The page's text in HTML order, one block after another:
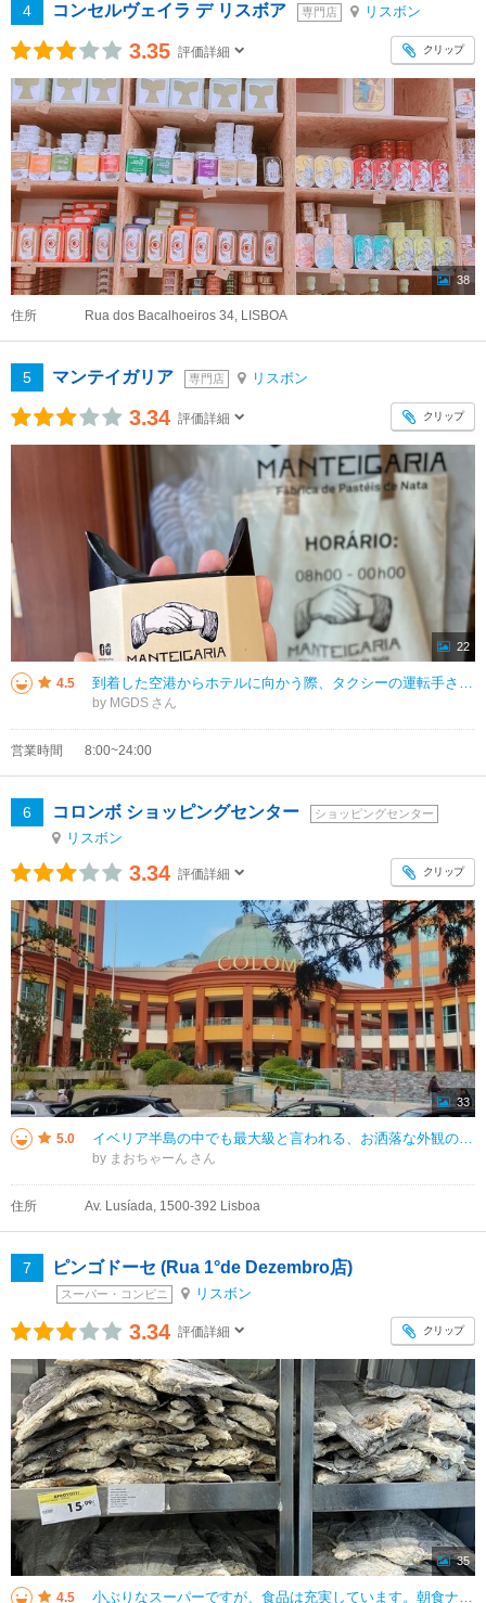
4 コンセルヴェイラ デ リスボア 専門店 リスボン
3.35 評価詳細 クリップ
38
住所 Rua dos Bacalhoeiros 34, LISBOA
5 マンテイガリア 専門店 リスボン
3.34 評価詳細 クリップ
22
4.5 到着した空港からホテルに向かう際、タクシーの運転手さんに、エッグタルトで一番有名な「パステイス・デ・ベレンへ行くのか？」と聞かれ、「行列に並びたくないから、多分行かない」というと、「行かなくていいよ。もっと美味しいところは
by MGDS
営業時間 8:00~24:00
6 コロンボ ショッピングセンター ショッピングセンター
リスボン
3.34 評価詳細 クリップ
33
5.0 イベリア半島の中でも最大級と言われる、お洒落な外観の大型ショッピングセンターです。 約340店もショップが入っていて、飲食店は約60店、映画館は8スクリーンもあるそうです。 中心は大きなドーム型になっていて、天井に
by まおちゃーん
住所 Av. Lusíada, 1500-392 Lisboa
7 ピンゴドーセ (Rua 1°de Dezembro店)
スーパー・コンビニ リスボン
3.34 評価詳細 クリップ
35
4.5